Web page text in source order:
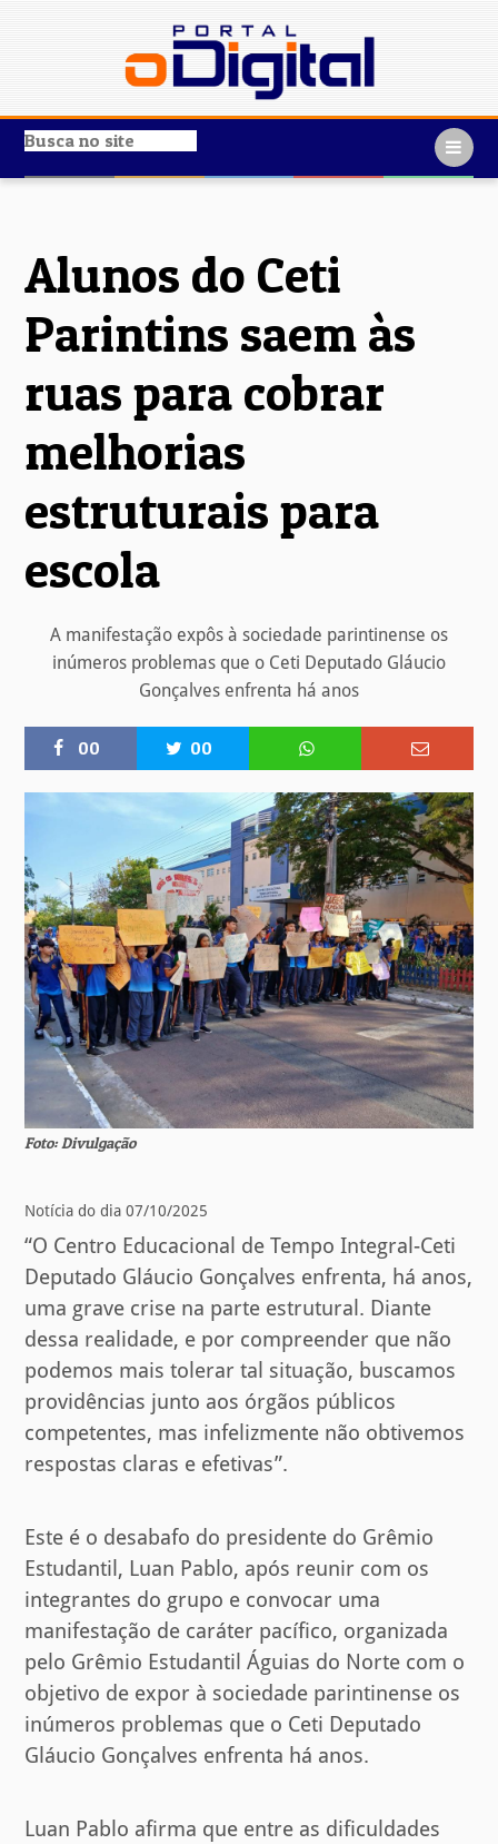
Alunos do Ceti
Parintins saem às
ruas para cobrar
melhorias
estruturais para
escola
A manifestação expôs à sociedade parintinense os
inúmeros problemas que o Ceti Deputado Gláucio
Gonçalves enfrenta há anos
00 00
Foto: Divulgação
Notícia do dia 07/10/2025
“O Centro Educacional de Tempo Integral-Ceti
Deputado Gláucio Gonçalves enfrenta, há anos,
uma grave crise na parte estrutural. Diante
dessa realidade, e por compreender que não
podemos mais tolerar tal situação, buscamos
providências junto aos órgãos públicos
competentes, mas infelizmente não obtivemos
respostas claras e efetivas”.
Este é o desabafo do presidente do Grêmio
Estudantil, Luan Pablo, após reunir com os
integrantes do grupo e convocar uma
manifestação de caráter pacífico, organizada
pelo Grêmio Estudantil Águias do Norte com o
objetivo de expor à sociedade parintinense os
inúmeros problemas que o Ceti Deputado
Gláucio Gonçalves enfrenta há anos.
Luan Pablo afirma que entre as dificuldades